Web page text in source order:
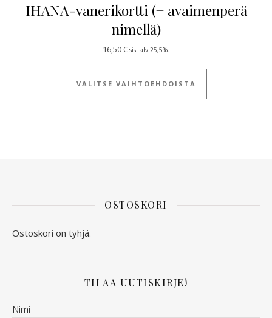
IHANA-vanerikortti (+ avaimenperä
nimellä)
16,50€ sis. alv 25,5%.
VALITSE VAIHTOEHDOISTA
Tällä tuotteella
OSTOSKORI
Ostoskori on tyhjä.
TILAA UUTISKIRJE!
Nimi